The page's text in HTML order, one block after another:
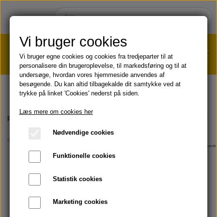
HJEM
Læbepomade
KOST & VELVÆRE
SOMMER & SOL 😎
VÆGTTAB?KLIK HER!
Forside
Vi bruger cookies
Vi bruger egne cookies og cookies fra tredjeparter til at
personalisere din brugeroplevelse, til markedsføring og til at
undersøge, hvordan vores hjemmeside anvendes af
besøgende. Du kan altid tilbagekalde dit samtykke ved at
trykke på linket 'Cookies' nederst på siden.
Læs mere om cookies her
Nødvendige cookies
Funktionelle cookies
Statistik cookies
Marketing cookies